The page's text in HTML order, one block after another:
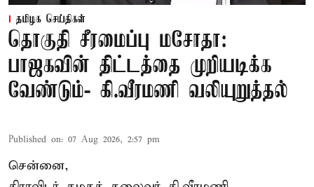
தமிழக செய்திகள்
தொகுதி சீரமைப்பு மசோதா:
பாஜகவின் திட்டத்தை முறியடிக்க
வேண்டும்- கி.வீரமணி வலியுறுத்தல்
Published on: 07 Aug 2026, 2:57 pm
சென்னை,